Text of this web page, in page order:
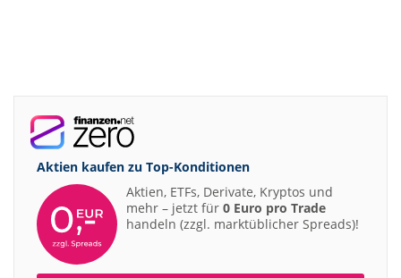
Aktien kaufen zu Top-Konditionen
Aktien, ETFs, Derivate, Kryptos und
mehr – jetzt für 0 Euro pro Trade
handeln (zzgl. marktüblicher Spreads)!